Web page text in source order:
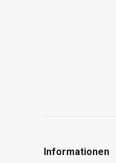
Informationen